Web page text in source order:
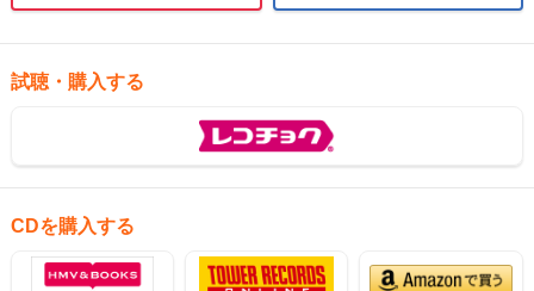
試聴・購入する
CDを購入する